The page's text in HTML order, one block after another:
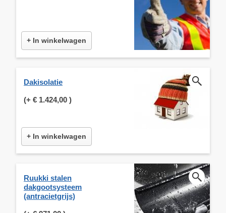
+ In winkelwagen
Dakisolatie
(+ € 1.424,00 )
+ In winkelwagen
Ruukki stalen
dakgootsysteem
(antracietgrijs)